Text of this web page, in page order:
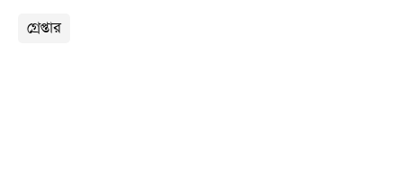
গ্রেপ্তার